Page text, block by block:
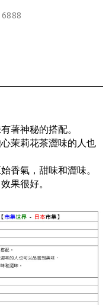
著神秘的搭配。
茉莉花茶澀味的人也
香氣，甜味和澀味。
果很好。